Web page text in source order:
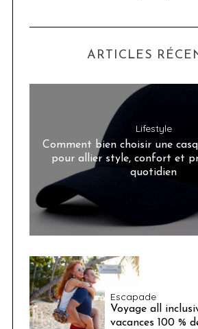
ARTICLES
Lifestyle
Comment bien choisir une
pour allier style, confort et
quotidien
Escapade
Voyage all
vacances 100 %